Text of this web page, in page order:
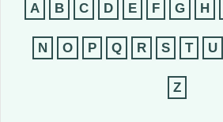
A
B C D E F G H
N O P Q R S T U
Z